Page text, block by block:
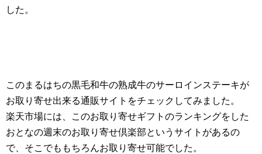
した。
このまるはちの黒毛和牛の熟成牛のサーロインステーキが
お取り寄せ出来る通販サイトをチェックしてみました。
楽天市場には、このお取り寄せギフトのランキングをした
おとなの週末のお取り寄せ倶楽部というサイトがあるの
で、そこでももちろんお取り寄せ可能でした。